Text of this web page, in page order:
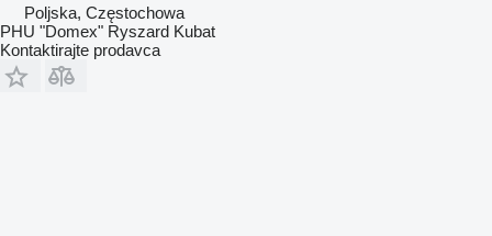
Poljska, Częstochowa
PHU "Domex" Ryszard Kubat
Kontaktirajte prodavca